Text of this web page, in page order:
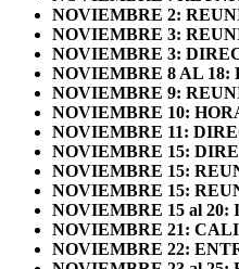
NOVIEMBRE 2:
NOVIEMBRE 3:
NOVIEMBRE 3:
NOVIEMBRE 8 AL 18:
NOVIEMBRE 9:
NOVIEMBRE 10:
NOVIEMBRE 11:
NOVIEMBRE 15:
NOVIEMBRE 15:
NOVIEMBRE 15:
NOVIEMBRE 15 al 20:
NOVIEMBRE 21:
NOVIEMBRE 22: